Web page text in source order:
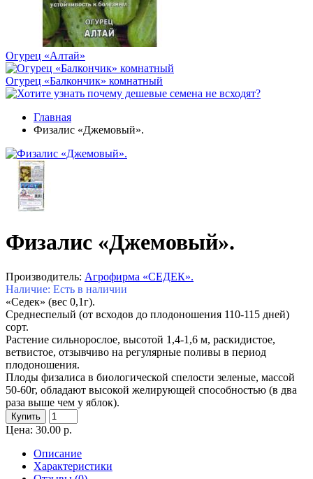
Огурец «Алтай»
Огурец «Балкончик» комнатный
Главная
Физалис «Джемовый».
Физалис «Джемовый».
Производитель: Агрофирма «СЕДЕК».
Наличие: Есть в наличии
«Седек» (вес 0,1г).
Среднеспелый (от всходов до плодоношения 110-115 дней)
сорт.
Растение сильнорослое, высотой 1,4-1,6 м, раскидистое,
ветвистое, отзывчиво на регулярные поливы в период
плодоношения.
Плоды физалиса в биологической спелости зеленые, массой
50-60г, обладают высокой желирующей способностью (в два
раза выше чем у яблок).
Купить
Цена: 30.00 р.
Описание
Характеристики